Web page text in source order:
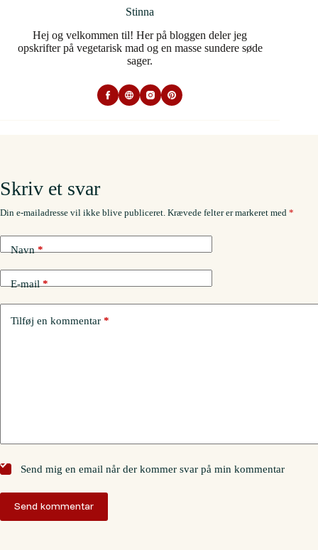
Stinna
Hej og velkommen til! Her på bloggen deler jeg
opskrifter på vegetarisk mad og en masse sundere søde
sager.
Skriv et svar
Din e-mailadresse vil ikke blive publiceret. Krævede felter er markeret med *
Navn*
E-mail*
Tilføj en kommentar *
Send mig en email når der kommer svar på min kommentar
Send kommentar